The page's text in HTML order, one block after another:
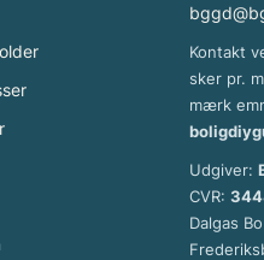
Kontakt
sker pr.
mærk
Udgiver:
CVR:
Dalgas